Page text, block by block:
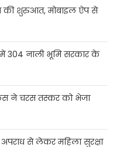
की शुरुआत, मोबाइल ऐप से
304 नाली भूमि सरकार के
ने चरस तस्कर को भेजा
से लेकर महिला सुरक्षा